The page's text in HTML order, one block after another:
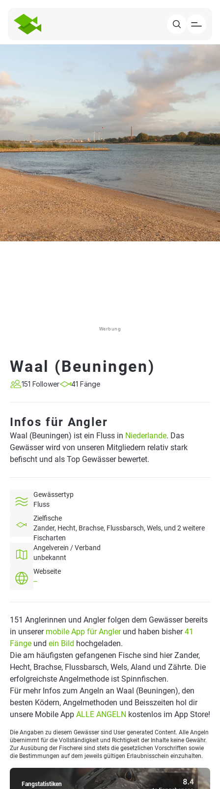
Werbung
Waal (Beuningen)
151 Follower 41 Fänge
Infos für Angler
Waal (Beuningen) ist ein Fluss in Niederlande. Das
Gewässer wird von unseren Mitgliedern relativ stark
befischt und als Top Gewässer bewertet.
Gewässertyp
Fluss
Zielfische
Zander, Hecht, Brachse, Flussbarsch, Wels, und 2 weitere
Fischarten
Angelverein / Verband
unbekannt
Webseite
--
Fangstatistiken
151 Anglerinnen und Angler folgen dem Gewässer bereits
in unserer mobile App für Anglerund haben bisher41
Fänge und ein Bild hochgeladen.
Die am häufigsten gefangenen Fische sind hier Zander,
Hecht, Brachse, Flussbarsch, Wels, Aland und Zährte. Die
erfolgreichste Angelmethode ist Spinnfischen.
Für mehr Infos zum Angeln an Waal (Beuningen), den
besten Ködern, Angelmethoden und Beisszeiten hol dir
unsere Mobile App ALLE ANGELN kostenlos im App Store!
Die Angaben zu diesem Gewässer sind User generated Content. Alle Angeln
übernimmt für die Vollständigkeit und Richtigkeit der Inhalte keine Gewähr.
Zur Ausübung der Fischerei sind stets die gesetzlichen Vorschriften sowie
die Bestimmungen auf dem jeweils gültigen Erlaubnisschein einzuhalten.